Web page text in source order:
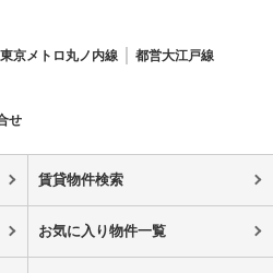
東京メトロ丸ノ内線 都営大江戸線
せ
賃貸物件検索
お気に入り物件一覧